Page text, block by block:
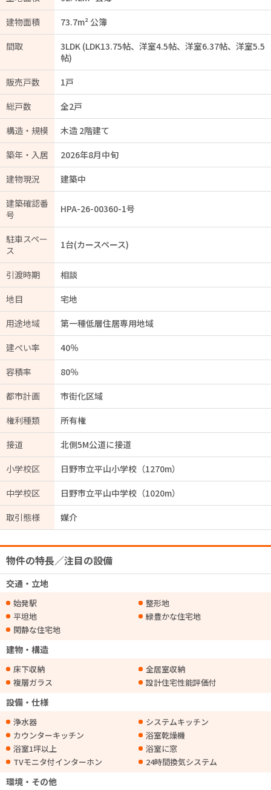
建物面積
73.7m² 公簿
間取
3LDK (LDK13.75帖、洋室4.5帖、洋室6.37帖、洋室5.5
帖)
販売戸数
1戸
総戸数
全2戸
構造・規模
木造 2階建て
築年・入居
2026年8月中旬
建物現況
建築中
建築確認番
号
HPA-26-00360-1号
駐車スペー
ス
1台(カースペース)
引渡時期
相談
地目
宅地
用途地域
第一種低層住居専用地域
建ぺい率
40％
容積率
80％
都市計画
市街化区域
権利種類
所有権
接道
北側5M公道に接道
小学校区
日野市立平山小学校（1270m）
中学校区
日野市立平山中学校（1020m）
取引態様
媒介
物件の特長／注目の設備
交通・立地
始発駅
整形地
平坦地
緑豊かな住宅地
閑静な住宅地
建物・構造
床下収納
全居室収納
複層ガラス
設計住宅性能評価付
設備・仕様
浄水器
システムキッチン
カウンターキッチン
浴室乾燥機
浴室1坪以上
浴室に窓
TVモニタ付インターホン
24時間換気システム
環境・その他